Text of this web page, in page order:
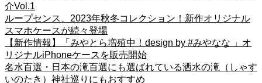
介Vol.1
ループセンス、2023年秋冬コレクション！新作オリジナル
スマホケースが続々登場
【新作情報】「みやとら増殖中！design by #みやなな 」オ
リジナルiPhoneケースを販売開始
名水百選・日本の滝百選にも選ばれている洒水の滝（しゃす
いのたき）神社巡りにもおすすめ